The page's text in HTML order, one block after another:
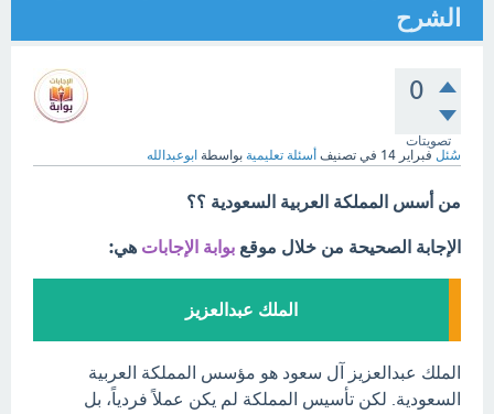
الشرح
0
تصويتات
سُئل فبراير 14 في تصنيف أسئلة تعليمية بواسطة ابوعبدالله
من أسس المملكة العربية السعودية ؟؟
الإجابة الصحيحة من خلال موقع بوابة الإجابات هي:
الملك عبدالعزيز
الملك عبدالعزيز آل سعود هو مؤسس المملكة العربية
السعودية. لكن تأسيس المملكة لم يكن عملاً فردياً، بل